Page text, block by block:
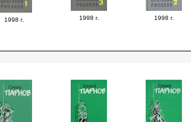
1998 г. 1998 г. 1998 г.